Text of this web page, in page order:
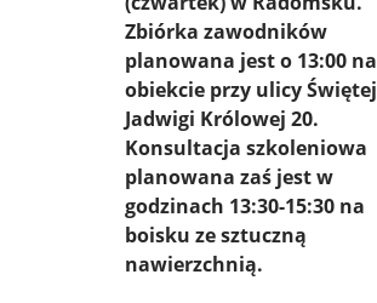
Zbiórka zawodników
planowana jest o 13:00 na
obiekcie przy ulicy Świętej
Jadwigi Królowej 20.
Konsultacja szkoleniowa
planowana zaś jest w
godzinach 13:30-15:30 na
boisku ze sztuczną
nawierzchnią.